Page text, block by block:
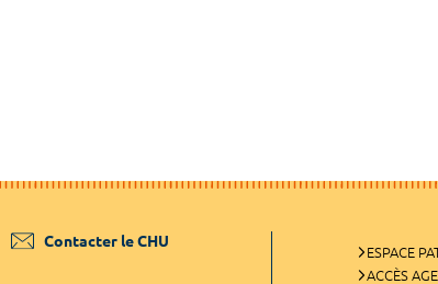
Contacter le CHU
ESPACE
ACCÈS